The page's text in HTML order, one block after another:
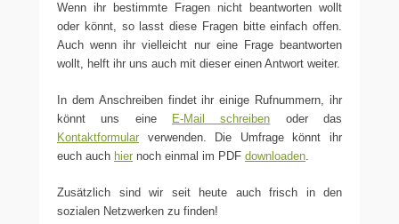
Wenn ihr bestimmte Fragen nicht beantworten wollt
oder könnt, so lasst diese Fragen bitte einfach offen.
Auch wenn ihr vielleicht nur eine Frage beantworten
wollt, helft ihr uns auch mit dieser einen Antwort weiter.
In dem Anschreiben findet ihr einige Rufnummern, ihr
könnt uns eine
E-Mail schreiben oder das
Kontaktformular verwenden. Die Umfrage könnt ihr
euch auch hier noch einmal im PDF downloaden.
Zusätzlich sind wir seit heute auch frisch in den
sozialen Netzwerken zu finden!